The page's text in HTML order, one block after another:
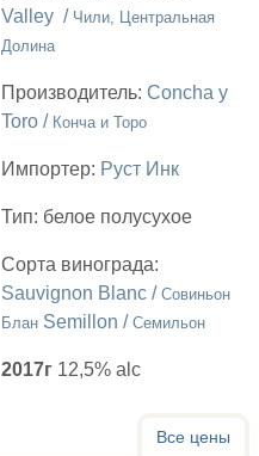
Valley / Чили, Центральная
Долина
Производитель: Concha y
Toro / Конча и Торо
Импортер: Руст Инк
Тип: белое полусухое
Сорта винограда:
Sauvignon Blanc / Совиньон
Блан Semillon / Семильон
2017г 12,5% alc
Все цены